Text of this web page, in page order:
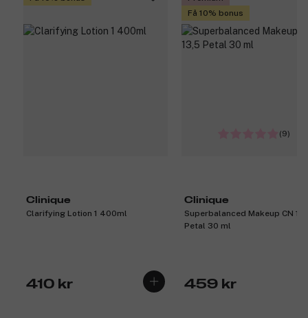
Clinique
Clarifying Lotion 1 400ml
410 kr
Få 10% bonus
(9)
Clinique
Superbalanced Makeup CN
Petal 30 ml
459 kr